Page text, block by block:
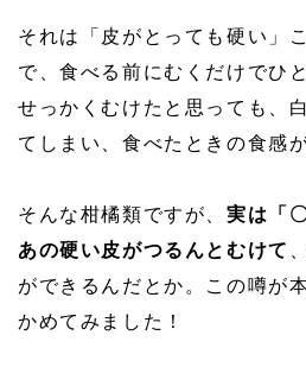
それは「皮がとっても硬い」
で、食べる前にむくだけでひ
せっかくむけたと思っても、
てしまい、食べたときの食感
そんな柑橘類ですが、 実は「
あの硬い皮がつるんとむけて
ができるんだとか。この噂が
かめてみました！